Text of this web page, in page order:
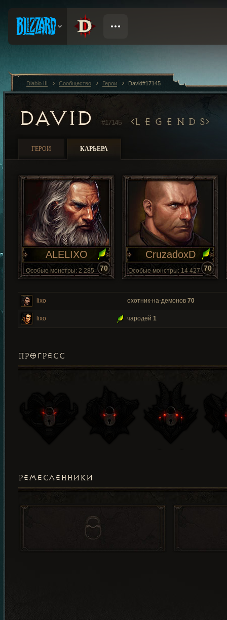
DAVID#17145 L E G E N D S
ГЕРОИ КАРЬЕРА
ALELIXO
Особые монстры: 2 285 70
CruzadoxD
Особые монстры: 14 427 70
lixo охотник-на-демонов 70
lixo чародей 1
ПРОГРЕСС
РЕМЕСЛЕННИКИ
Diablo III Сообщество Герои David#17145